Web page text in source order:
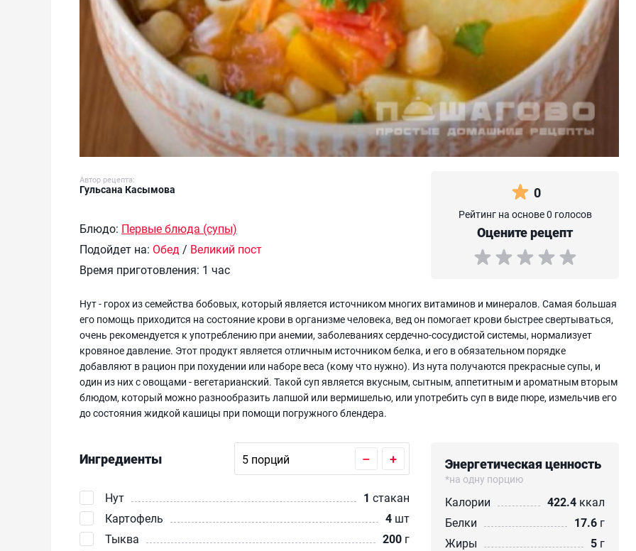
Автор рецепта:
Гульсана Касымова
Блюдо: Первые блюда (супы)
Подойдет на: Обед / Великий пост
Время приготовления: 1 час
0
Рейтинг на основе 0 голосов
Оцените рецепт
Нут - горох из семейства бобовых, который является источником многих витаминов и минералов. Самая большая
его помощь приходится на состояние крови в организме человека, вед он помогает крови быстрее свертываться,
очень рекомендуется к употреблению при анемии, заболеваниях сердечно-сосудистой системы, нормализует
кровяное давление. Этот продукт является отличным источником белка, и его в обязательном порядке
добавляют в рацион при похудении или наборе веса (кому что нужно). Из нута получаются прекрасные супы, и
один из них с овощами - вегетарианский. Такой суп является вкусным, сытным, аппетитным и ароматным вторым
блюдом, который можно разнообразить лапшой или вермишелью, или употребить суп в виде пюре, измельчив его
до состояния жидкой кашицы при помощи погружного блендера.
Ингредиенты – +
Нут 1 стакан
Картофель
4 шт
Тыква
200 г
Энергетическая ценность
*на одну порцию
Калории 422.4 ккал
Белки
17.6 г
Жиры
5 г